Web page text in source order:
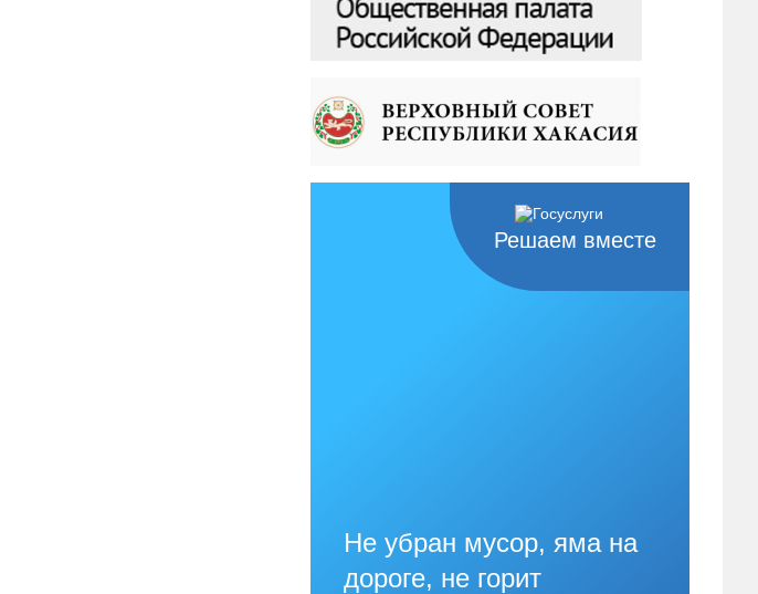
Решаем вместе
Не убран мусор, яма на
дороге, не горит